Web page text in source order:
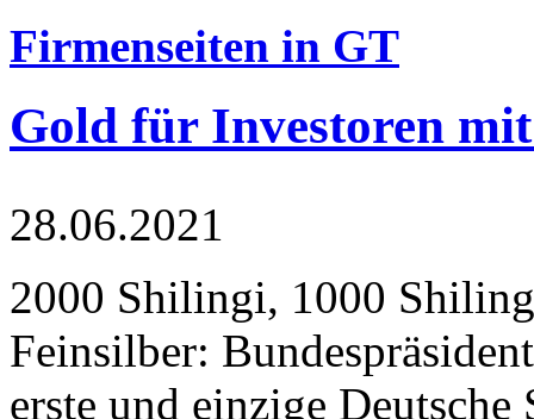
Firmenseiten in GT
Gold für Investoren
28.06.2021
2000 Shilingi, 1000
Feinsilber:
erste und einzige Deutsche